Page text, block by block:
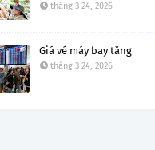
tháng 3 24, 2026
Giá vé máy bay tăng
tháng 3 24, 2026